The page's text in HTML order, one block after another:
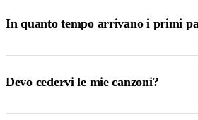
In quanto tempo arrivano i primi
Devo cedervi le mie canzoni?